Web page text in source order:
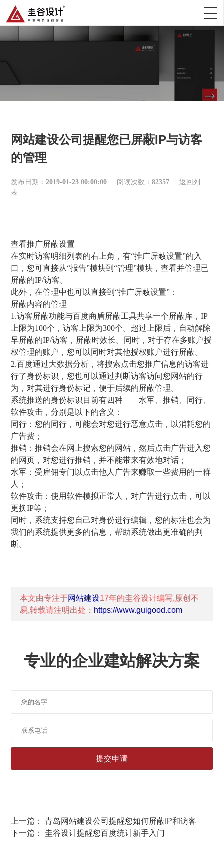
网站建设公司提醒您已屏蔽IP与访客
的管理
发布日期：2019-01-23 00:00:00 阅读次数：82357
返回列
表
查看推广屏蔽设置
在实时访客明细列表的右上角，有“推广屏蔽设置”的入
口，您可直接从“报告”模块到“管理”模块，查看并管理已
屏蔽的IP/访客。
此外，在管理中也可以直接到“推广屏蔽设置”：
屏蔽内容的管理
1.访客屏蔽功能与百度商盾屏蔽工具共享一个屏蔽库，IP
上限为100个，访客上限为300个。超过上限后，自动解除
早屏蔽的IP/访客，屏蔽时效长。同时，对于存在多账户授
权管理的账户，您可以同时对其他授权账户进行屏蔽。
2.百度通过大数据分析，将搜索点击您推广信息的访客进
行了身份标识，您也可以通过判断访客访问您网站的行
为，对其进行身份标记，便于后续的屏蔽管理。
系统推送的身份标识目前有四种——水军、推销、同行、
软件攻击，分别是以下的含义：
同行：您的同行，可能会对您进行恶意点击，以消耗您的
广告费；
推销：推销会在网上搜索您的网站，然后点击广告进入您
的网页，对您进行推销，并不能带来有效地对话；
水军：受雇佣专门以点击他人广告来赚取一些费用的一群
人；
软件攻击：使用软件模拟正常人，对广告进行点击，可以
更换IP等；
同时，系统支持您自己对身份进行编辑，您的标注也会为
我们的系统提供更多的信息，帮助系统做出更准确的判
断。
本文由专注于网站建设17年的圭谷设计编写,原创不
易,转载请注明出处： https://www.guigood.com
专业的企业建站解决方案
上一篇： 青岛网站建设公司提醒您如何屏蔽IP和访客
下一篇： 圭谷设计提醒您百度统计新手入门